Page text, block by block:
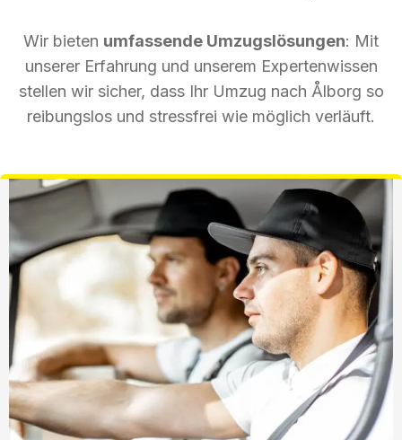
Wir bieten umfassende Umzugslösungen: Mit
unserer Erfahrung und unserem Expertenwissen
stellen wir sicher, dass Ihr Umzug nach Ålborg so
reibungslos und stressfrei wie möglich verläuft.